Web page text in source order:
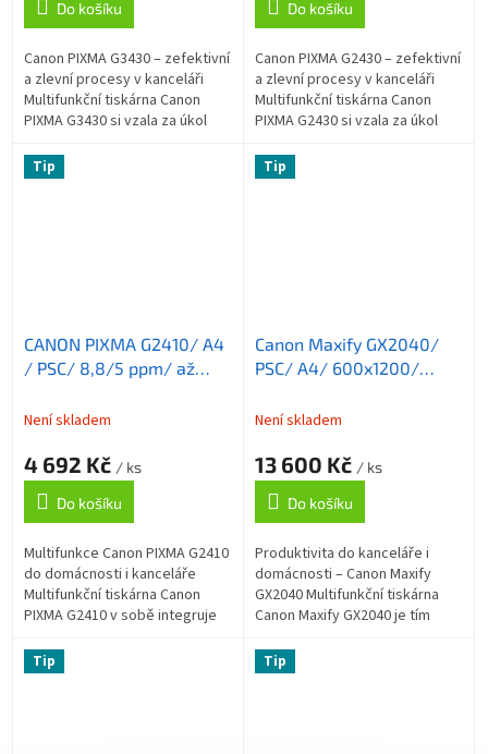
Do košíku
Canon PIXMA G3430 – zefektivní
a zlevní procesy v kanceláři
Multifunkční tiskárna Canon
PIXMA G3430 si vzala za úkol
výrazné úspory nákladů.
Podporuje...
Do košíku
Canon PIXMA G2430 – zefektivní
a zlevní procesy v kanceláři
Multifunkční tiskárna Canon
PIXMA G2430 si vzala za úkol
výrazné úspory nákladů.
Podporuje...
Tip
CANON PIXMA G2410/ A4
/ PSC/ 8,8/5 ppm/ až
USB/ černá
Není skladem
4 692 Kč / ks
Do košíku
Multifunkce Canon PIXMA G2410
do domácnosti i kanceláře
Multifunkční tiskárna Canon
PIXMA G2410 v sobě integruje
představuje optimální zařízení
do každé...
Tip
Canon Maxify GX2040/
PSC/ A4/ 600x1200/
USB
Není skladem
13 600 Kč / ks
Do košíku
Produktivita do kanceláře i
domácnosti – Canon Maxify
GX2040 Multifunkční tiskárna
Canon Maxify GX2040 je tím
pomůže vytvořit dokonalou
domácí...
Tip Tip